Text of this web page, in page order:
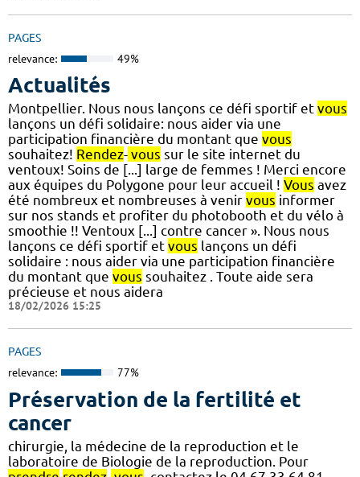
PAGES
relevance: 49%
Actualités
Montpellier. Nous nous lançons ce défi sportif et vous
lançons un défi solidaire: nous aider via une
participation financière du montant que vous
souhaitez! Rendez- vous sur le site internet du
ventoux! Soins de [...] large de femmes ! Merci encore
aux équipes du Polygone pour leur accueil ! Vous avez
été nombreux et nombreuses à venir vous informer
sur nos stands et profiter du photobooth et du vélo à
smoothie !! Ventoux [...] contre cancer ». Nous nous
lançons ce défi sportif et vous lançons un défi
solidaire : nous aider via une participation financière
du montant que vous souhaitez . Toute aide sera
précieuse et nous aidera
18/02/2026 15:25
PAGES
relevance: 77%
Préservation de la fertilité et
cancer
chirurgie, la médecine de la reproduction et le
laboratoire de Biologie de la reproduction. Pour